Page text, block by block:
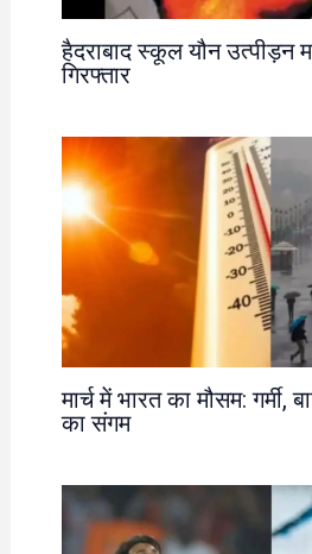
हैदराबाद स्कूल यौन उत्पीड़न
गिरफ्तार
मार्च में भारत का मौसम: गर्मी,
का संगम